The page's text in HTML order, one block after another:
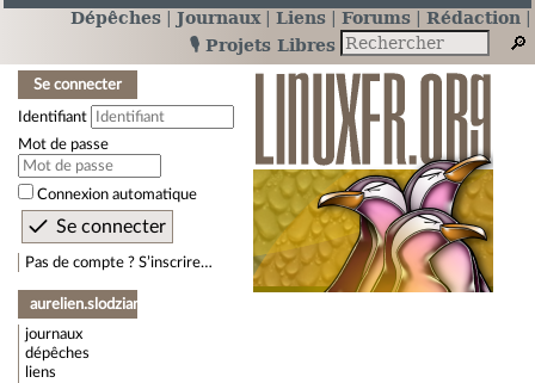
Dépêches Journaux Liens Forums
Rédaction
🎙️ Projets Libres
Se connecter
Identifiant
Mot de passe
Connexion automatique
Pas de compte ? S’inscrire…
aurelien.slodzian
journaux
dépêches
liens